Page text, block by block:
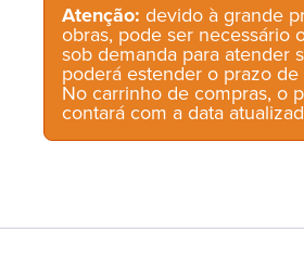
Atenção: devido à grande
obras, pode ser necessário
sob demanda para atender
poderá estender o prazo de
No carrinho de compras, o
contará com a data